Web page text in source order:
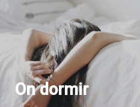
On dormir